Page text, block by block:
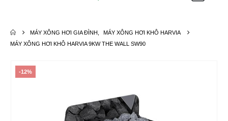
MÁY XÔNG HƠI GIA ĐÌNH
MÁY XÔNG HƠI KHÔ HARVIA
MÁY XÔNG HƠI KHÔ HARVIA 9KW THE WALL SW90
-12%